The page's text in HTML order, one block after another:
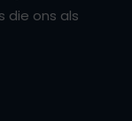
die ons als